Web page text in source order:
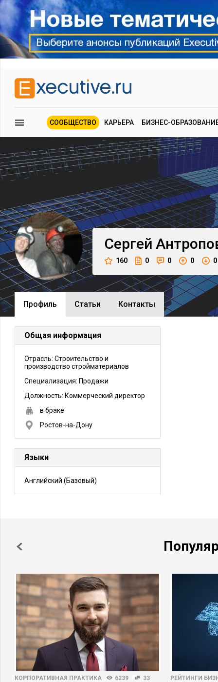
СООБЩЕСТВО КАРЬЕРА БИЗНЕС-
Сергей
160 0 0 0 0
Профиль Cтатьи Контакты
Общая информация
Отрасль: Строительство и
производство стройматериалов
Специализация: Продажи
Должность: Коммерческий директор
в браке
Ростов-на-Дону
Языки
Английский (Базовый)
КОРПОРАТИВНАЯ ПРАКТИКА 6239 33 РЕЙТИНГИ